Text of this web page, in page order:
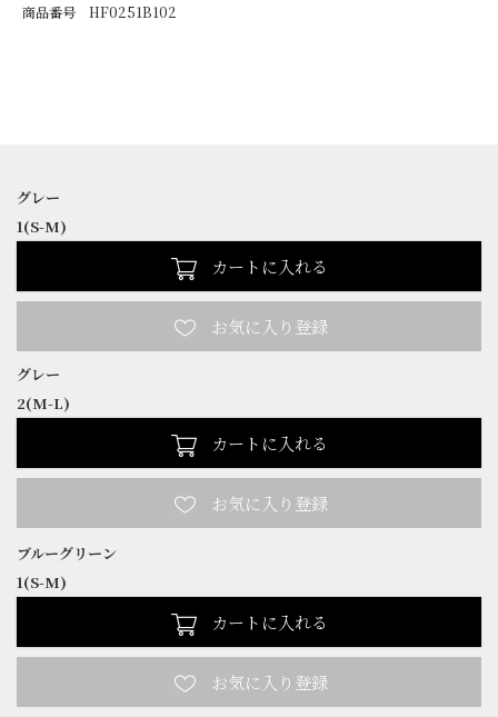
商品番号 HF0251B102
グレー
1(S-M)
カートに入れる
グレー
2(M-L)
カートに入れる
ブルーグリーン
1(S-M)
カートに入れる